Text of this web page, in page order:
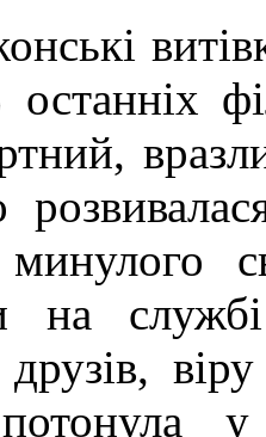
минулого
на
друзів,